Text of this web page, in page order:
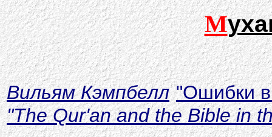
М
Вильям Кэмпбелл "Ошибки
"The Qur'an and the Bible in